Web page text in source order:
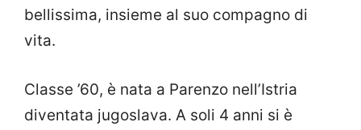
bellissima, insieme al suo compagno di
vita.
Classe ’60, è nata a Parenzo nell’Istria
diventata jugoslava. A soli 4 anni si è